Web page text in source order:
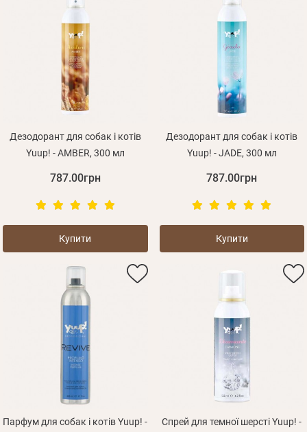
Дезодорант для собак і котів
Yuup! - AMBER, 300 мл
787.00грн
Купити
Дезодорант для собак і котів
Yuup! - JADE, 300 мл
787.00грн
Купити
Парфум для собак і котів Yuup! -
Спрей для темної шерсті Yuup! -
Реєстрація
Зареєструватися
Згадали пароль?
Вам на пошту буде відправлено лист з посиланням
для підтвердження реєстрації.
Не прийшов лист?
Повторити відправку
Дані не підв'язані до одного облікового запису, або